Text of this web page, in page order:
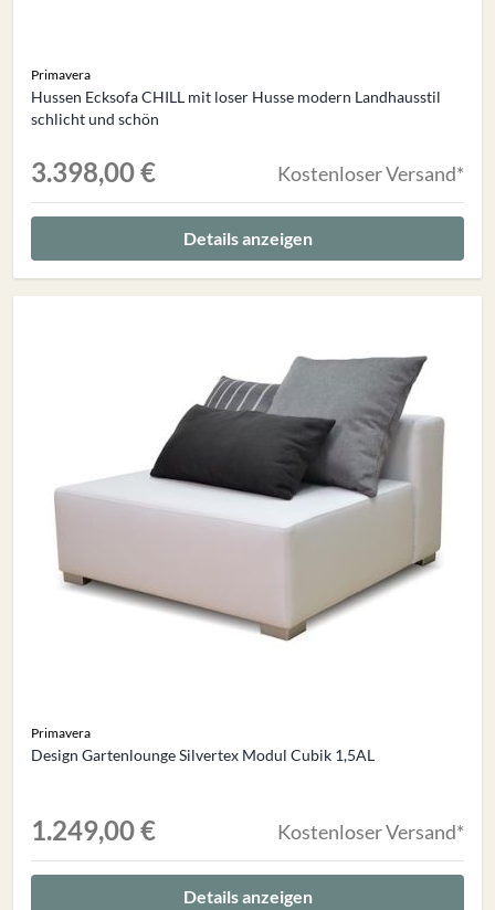
Primavera
Hussen Ecksofa CHILL mit loser Husse modern Landhausstil
schlicht und schön
3.398,00 € Kostenloser Versand*
Details anzeigen
Primavera
Design Gartenlounge Silvertex Modul Cubik 1,5AL
1.249,00 € Kostenloser Versand*
Details anzeigen